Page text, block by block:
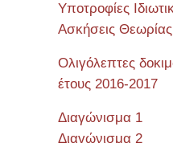
Υποτροφίες
Ασκήσεις Θεωρίας
Ολιγόλεπτες
έτους 2016-2017
Διαγώνισμα 1
Διαγώνισμα 2